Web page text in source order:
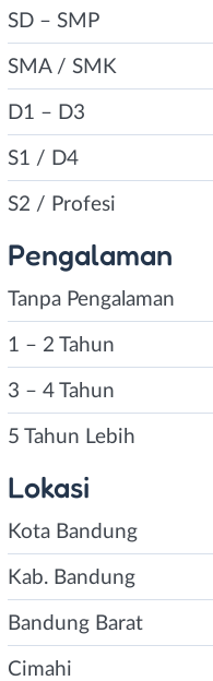
SD – SMP
SMA / SMK
D1 – D3
S1 / D4
S2 / Profesi
Pengalaman
Tanpa Pengalaman
1 – 2 Tahun
3 – 4 Tahun
5 Tahun Lebih
Lokasi
Kota Bandung
Kab. Bandung
Bandung Barat
Cimahi